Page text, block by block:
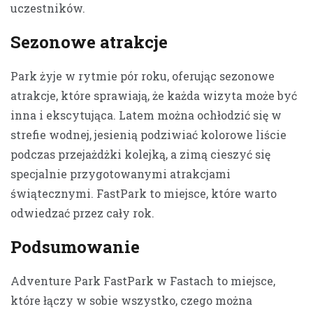
uczestników.
Sezonowe atrakcje
Park żyje w rytmie pór roku, oferując sezonowe
atrakcje, które sprawiają, że każda wizyta może być
inna i ekscytująca. Latem można ochłodzić się w
strefie wodnej, jesienią podziwiać kolorowe liście
podczas przejażdżki kolejką, a zimą cieszyć się
specjalnie przygotowanymi atrakcjami
świątecznymi. FastPark to miejsce, które warto
odwiedzać przez cały rok.
Podsumowanie
Adventure Park FastPark w Fastach to miejsce,
które łączy w sobie wszystko, czego można